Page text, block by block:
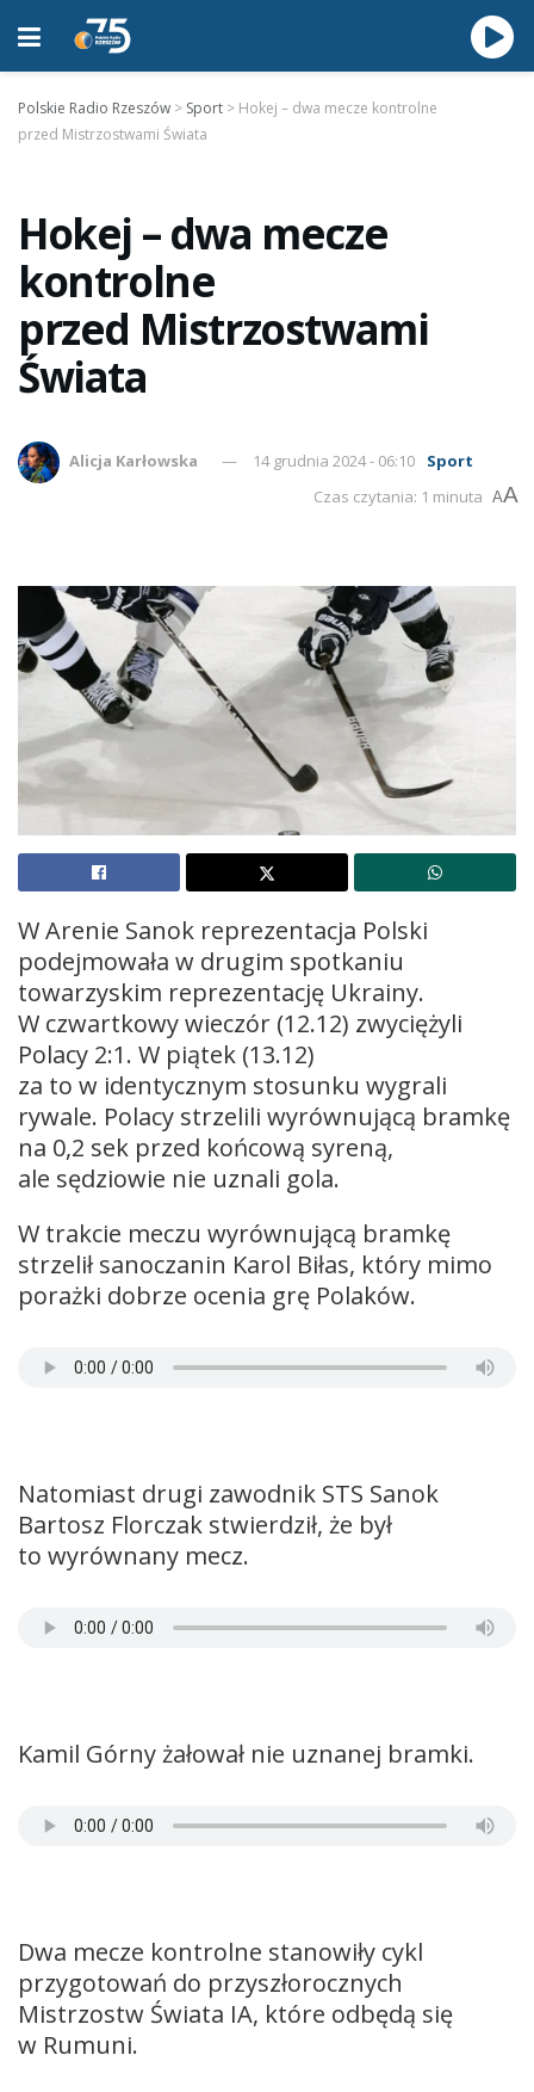
Polskie Radio Rzeszów > Sport > Hokej – dwa mecze kontrolne
przed Mistrzostwami Świata
Hokej – dwa mecze
kontrolne
przed Mistrzostwami
Świata
Alicja Karłowska 14 grudnia 2024 - 06:10
Sport
Czas czytania: 1 minuta AA
W Arenie Sanok reprezentacja Polski
podejmowała w drugim spotkaniu
towarzyskim reprezentację Ukrainy.
W czwartkowy wieczór (12.12) zwyciężyli
Polacy 2:1. W piątek (13.12)
za to w identycznym stosunku wygrali
rywale. Polacy strzelili wyrównującą bramkę
na 0,2 sek przed końcową syreną,
ale sędziowie nie uznali gola.
W trakcie meczu wyrównującą bramkę
strzelił sanoczanin Karol Biłas, który mimo
porażki dobrze ocenia grę Polaków.
Natomiast drugi zawodnik STS Sanok
Bartosz Florczak stwierdził, że był
to wyrównany mecz.
Kamil Górny żałował nie uznanej bramki.
Dwa mecze kontrolne stanowiły cykl
przygotowań do przyszłorocznych
Mistrzostw Świata IA, które odbędą się
w Rumuni.